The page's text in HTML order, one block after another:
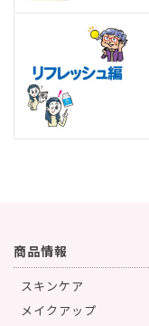
商品情報
スキンケア
メイクアップ